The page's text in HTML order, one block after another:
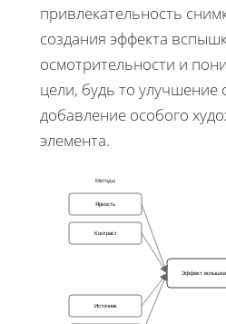
привлекательность
создания эффекта
осмотрительности и
цели, будь то
добавление особого
элемента.
Методы
Яркость
Контраст
Источник
Эффект вспышки